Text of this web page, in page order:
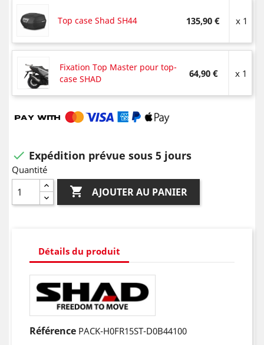
Top case Shad SH44 135,90 € x 1
Fixation Top Master pour top-
case SHAD
64,90 € x 1
 Expédition prévue sous 5 jours
Quantité
 AJOUTER AU PANIER
Détails du produit
Référence PACK-H0FR15ST-D0B44100